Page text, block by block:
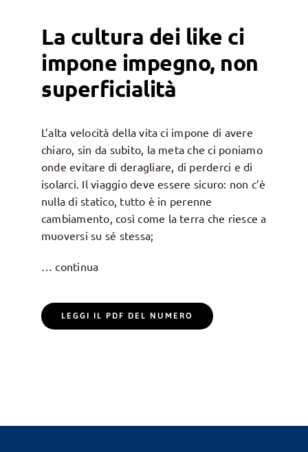
La cultura dei like ci
impone impegno, non
superficialità
L’alta velocità della vita ci impone di avere
chiaro, sin da subito, la meta che ci poniamo
onde evitare di deragliare, di perderci e di
isolarci. Il viaggio deve essere sicuro: non c’è
nulla di statico, tutto è in perenne
cambiamento, così come la terra che riesce a
muoversi su sé stessa;
… continua
LEGGI IL PDF DEL NUMERO